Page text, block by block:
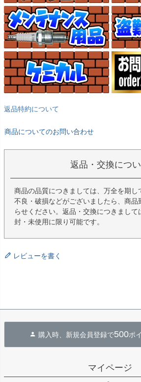
返品特約について
商品についてのお問い合わせ
返品・交換につ
商品の品質につきましては、万全を期し
不良・破損などがございましたら、商品
らせください。返品・交換につきまして
封・未使用に限り可能です。
レビューを書く
購入時、新規会員登録で500ポ
マイページ